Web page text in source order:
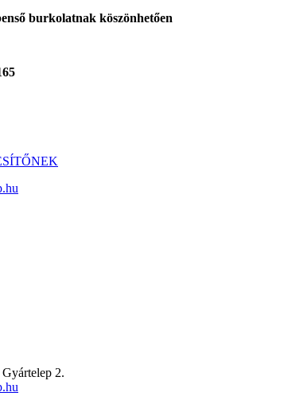
burkolatnak köszönhetően
2.